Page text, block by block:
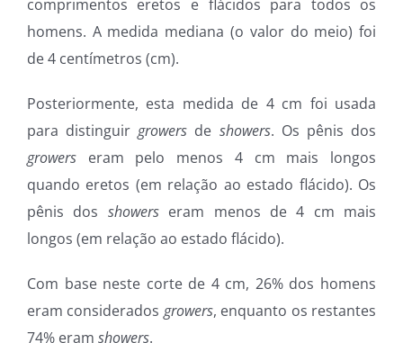
comprimentos eretos e flácidos para todos os
homens. A medida mediana (o valor do meio) foi
de 4 centímetros (cm).
Posteriormente, esta medida de 4 cm foi usada
para distinguirgrowers de showers. Os pênis dos
growers eram pelo menos 4 cm mais longos
quando eretos (em relação ao estado flácido). Os
pênis dos showers eram menos de 4 cm mais
longos (em relação ao estado flácido).
Com base neste corte de 4 cm, 26% dos homens
eram considerados growers, enquanto os restantes
74% eram showers.